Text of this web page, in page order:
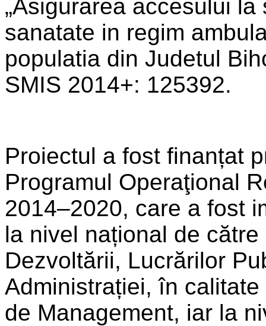
„Asigurarea accesului la
sanatate in regim
populatia din Judetul
SMIS 2014+: 125392.
Proiectul a fost finanțat
Programul Operaţional
2014–2020, care a fost
la nivel național de
Dezvoltării, Lucrărilor
Administrației, în
de Management, iar la